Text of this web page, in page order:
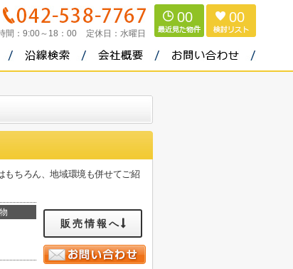
間： 9:00～18：00 定休日： 水曜日
00 00
もちろん、地域環境も併せてご紹
販売情報へ